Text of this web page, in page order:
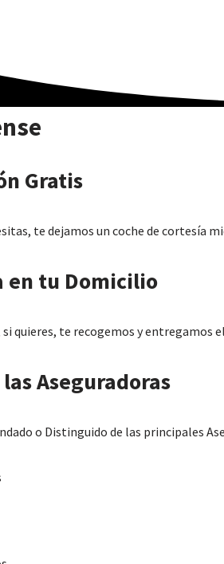
Gratis
te dejamos un coche de cortesía
en tu Domicilio
quieres, te recogemos y entregamos
Aseguradoras
o Distinguido de las principales